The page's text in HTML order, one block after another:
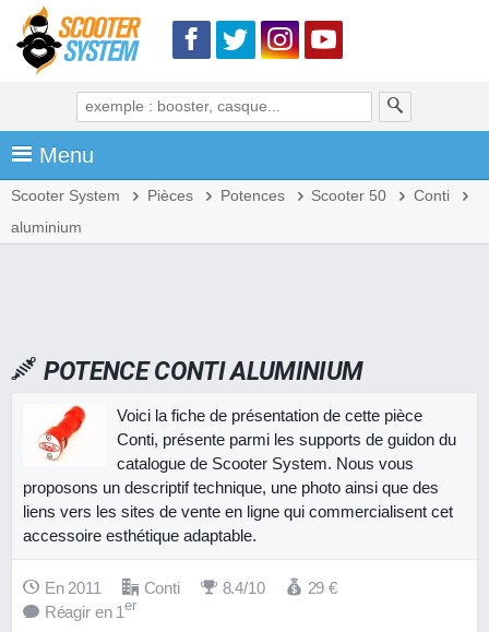
Menu
Scooter System Pièces Potences Scooter 50
Conti
aluminium
POTENCE CONTI ALUMINIUM
Voici la fiche de présentation de cette pièce
Conti, présente parmi les supports de guidon du
catalogue de Scooter System. Nous vous
proposons un descriptif technique, une photo ainsi que des
liens vers les sites de vente en ligne qui commercialisent cet
accessoire esthétique adaptable.
En 2011 Conti 8.4/10 29 €
Réagir en 1er